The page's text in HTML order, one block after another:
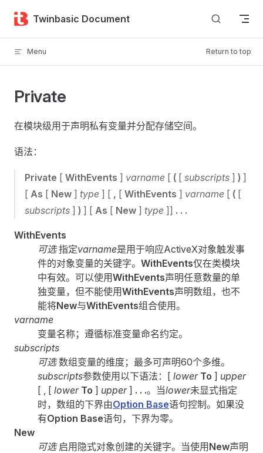
Skip to content
Twinbasic Document
Menu Return to top
Private
在模块级用于声明私有变量并分配存储空间。
语法：
Private [ WithEvents ] varname [ ( [ subscripts ] ) ]
[ As [ New ] type ] [ , [ WithEvents ] varname [ ( [
subscripts ] ) ] [ As [ New ] type ]] . . .
WithEvents
可选指定varname是用于响应ActiveX对象触发事
件的对象变量的关键字。 WithEvents仅在类模块
中有效。可以使用WithEvents声明任意数量的单
独变量，但不能使用WithEvents声明数组，也不
能将New与WithEvents组合使用。
varname
变量名称；遵循标准变量命名约定。
subscripts
可选数组变量的维度；最多可声明60个多维。
subscripts参数使用以下语法：[ lower To ] upper
[ , [ lower To ] upper] . . .。当lower未显式指定
时，数组的下界由Option Base语句控制。如果没
有Option Base语句，下界为零。
New
可选启用隐式对象创建的关键字。当使用 New声明